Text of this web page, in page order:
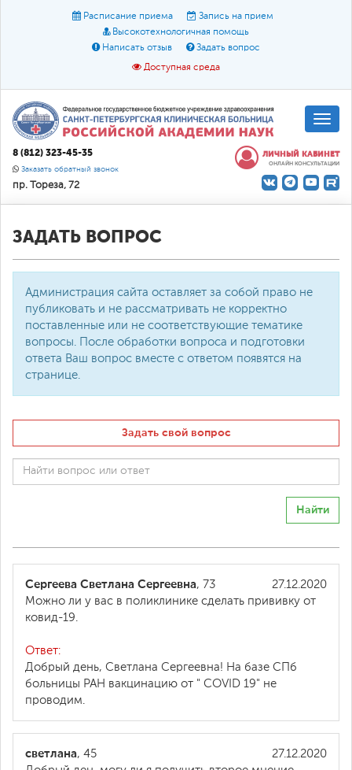
Расписание приема
Запись на прием
Высокотехнологичная помощь
Написать отзыв
Задать вопрос
Доступная среда
Размер шрифта: A A A
Цвет:
О доступной среде
8 (812) 323-45-35
Заказать обратный звонок
пр. Тореза, 72
ЛИЧНЫЙ КАБИНЕТ
ОНЛАЙН КОНСУЛЬТАЦИИ
ЗАДАТЬ ВОПРОС
Администрация сайта оставляет за собой право не
публиковать и не рассматривать не корректно
поставленные или не соответствующие тематике
вопросы. После обработки вопроса и подготовки
ответа Ваш вопрос вместе с ответом появятся на
странице.
Задать свой вопрос
Найти
27.12.2020
Сергеева Светлана Сергеевна, 73
Можно ли у вас в поликлинике сделать прививку от
ковид-19.
Ответ:
Добрый день, Светлана Сергеевна! На базе СПб
больницы РАН вакцинацию от " COVID 19" не
проводим.
27.12.2020
светлана, 45